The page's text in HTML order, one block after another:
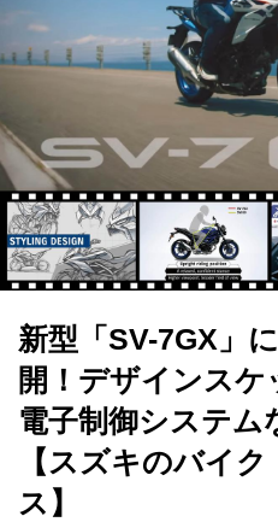
新型「SV-7GX」
開！デザインスケ
電子制御システム
【スズキのバイ
ス】